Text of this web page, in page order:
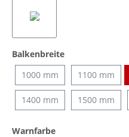
Balkenbreiteauswählen
1000 mm
1100 mm
1400 mm 1500 mm
Warnfarbeauswählen